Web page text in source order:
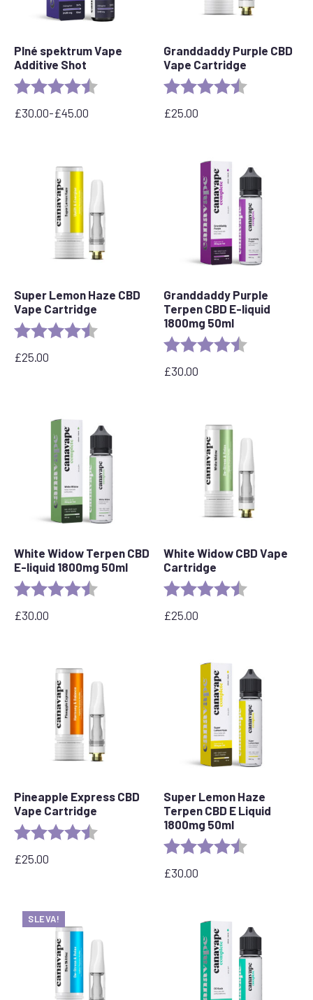
Plné spektrum Vape
Additive Shot
Rating: 4.6 out of 5 stars
£30.00-£45.00
Rozpětí
Granddaddy Purple CBD
Vape Cartridge
Rating:
£25.00
Super Lemon Haze CBD
Vape Cartridge
Rating: 4.6 out of 5 stars
£25.00
Granddaddy Purple
Terpen CBD E-liquid
1800mg 50ml
Rating:
£30.00
White Widow Terpen CBD
E-liquid 1800mg 50ml
Rating: 4.7 out of 5 stars
£30.00
White Widow CBD Vape
Cartridge
Rating:
£25.00
Pineapple Express CBD
Vape Cartridge
Rating: 4.6 out of 5 stars
£25.00
Super Lemon Haze
Terpen CBD E Liquid
1800mg 50ml
Rating:
£30.00
SLEVA!